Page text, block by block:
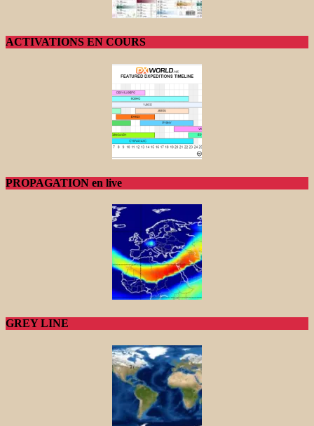
ACTIVATIONS EN COURS
PROPAGATION en live
GREY LINE